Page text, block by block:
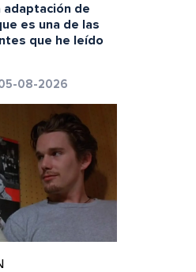
de
es una de las
que he leído
08-2026